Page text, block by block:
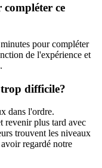
ce
pour compléter
de l'expérience et
trop difficile?
dans l'ordre.
revenir plus tard avec
trouvent les niveaux
regardé notre